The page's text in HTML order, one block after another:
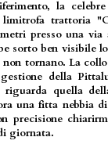
la
limitrofa trattoria
presso una via
sorto ben visibile
tornano. La
della
quella
una fitta nebbia
precisione
giornata.